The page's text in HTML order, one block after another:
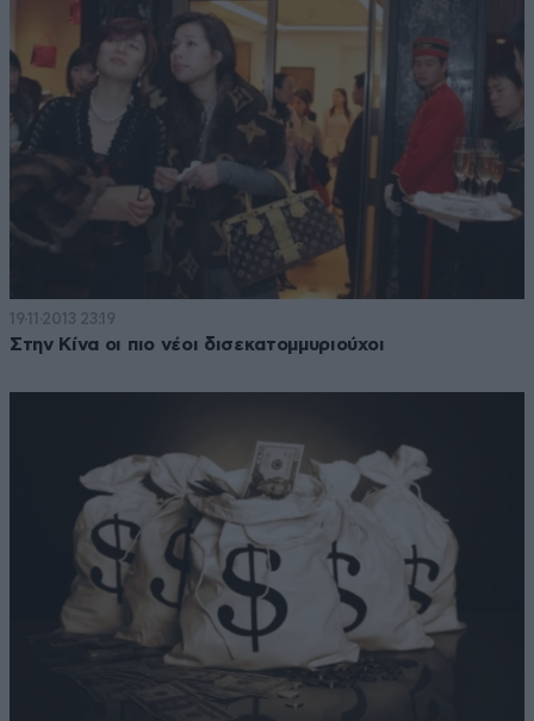
19·11·2013 23:19
Στην Κίνα οι πιο νέοι δισεκατομμυριούχοι